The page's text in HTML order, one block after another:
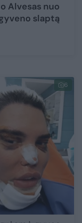
Alvesas nuo
slaptą
6